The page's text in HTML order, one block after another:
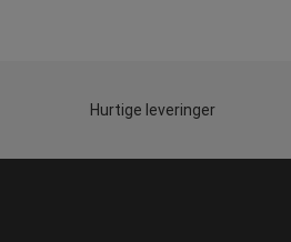
Hurtige leveringer